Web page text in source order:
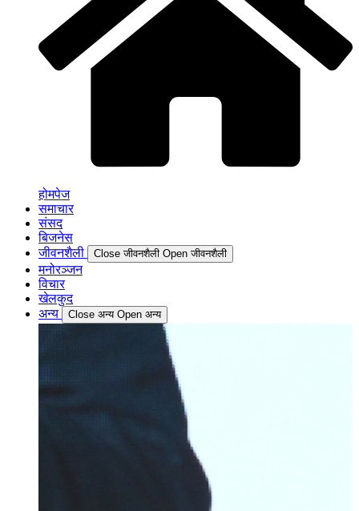
होमपेज
समाचार
संसद
बिजनेस
जीवनशैली
Close जीवनशैली Open जीवनशैली
मनोरञ्जन
विचार
खेलकुद
अन्य
Close अन्य Open अन्य